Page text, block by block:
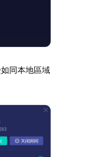
同本地區域